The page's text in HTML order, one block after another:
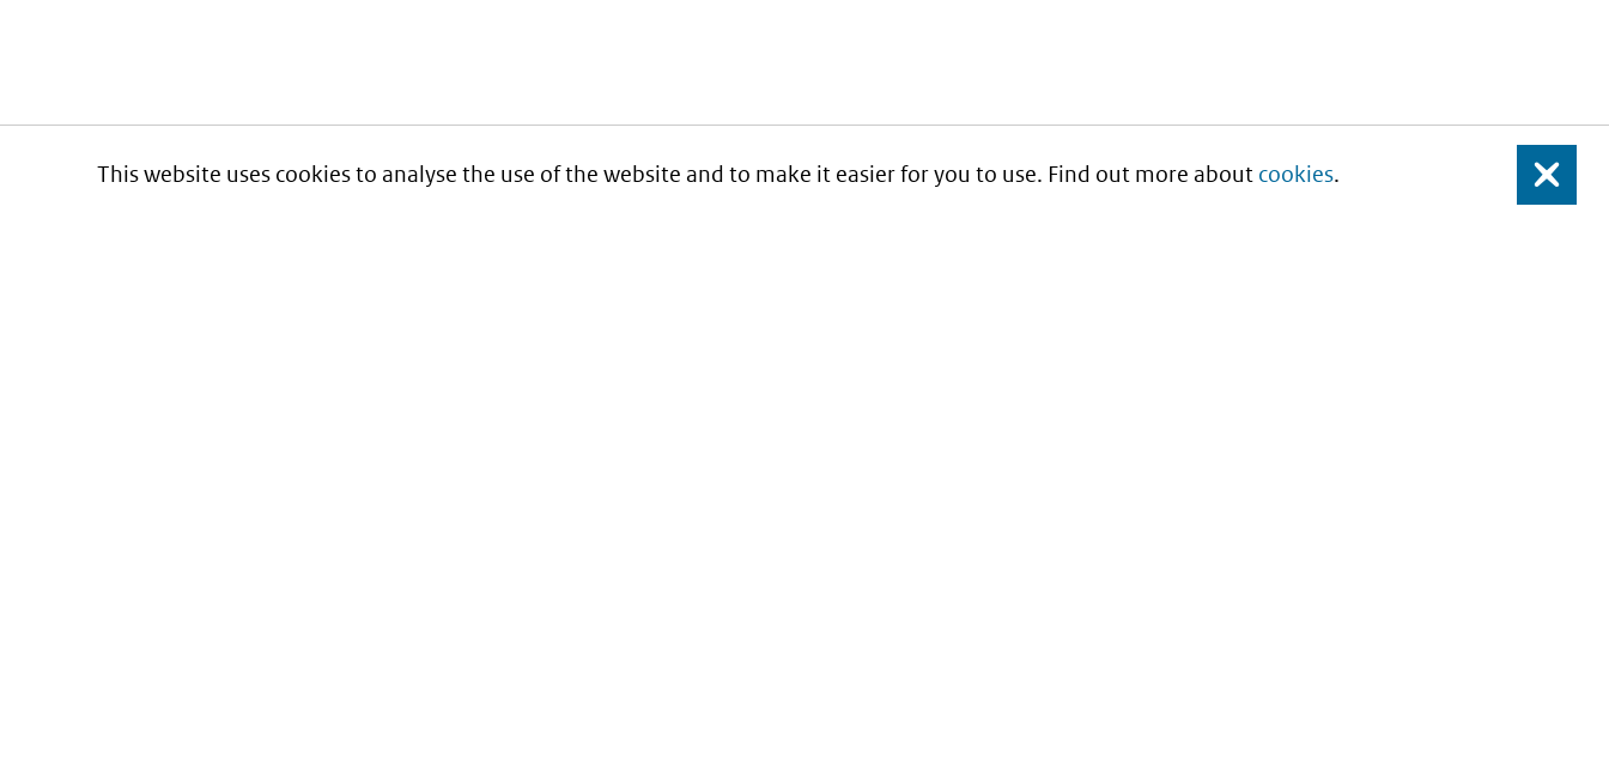
This website uses cookies to analyse the use of the website and to make it easier for you to use. Find out more about cookies. Close